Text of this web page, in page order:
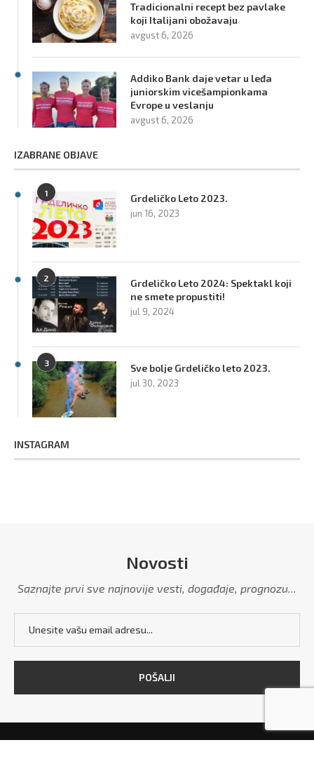
Tradicionalni recept bez pavlake
koji Italijani obožavaju
avgust 6, 2026
Addiko Bank daje vetar u leđa
juniorskim vicešampionkama
Evrope u veslanju
avgust 6, 2026
IZABRANE OBJAVE
1 Grdeličko Leto 2023.
jun 16, 2023
2
Grdeličko Leto 2024: Spektakl koji
ne smete propustiti!
jul 9, 2024
3 Sve bolje Grdeličko leto 2023.
jul 30, 2023
INSTAGRAM
Novosti
Saznajte prvi sve najnovije vesti, događaje, prognozu...